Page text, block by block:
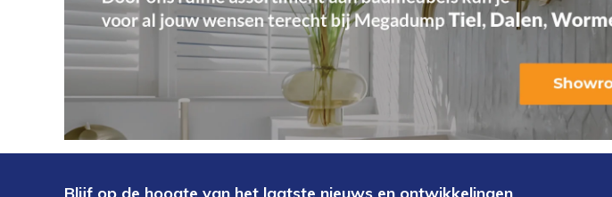
Blijf op de hoogte van het laatste nieuws en ontwikkelingen